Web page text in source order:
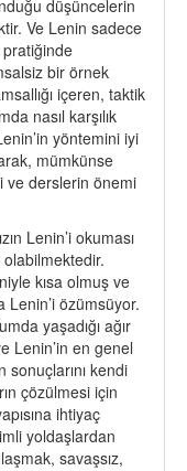
düşüncelerin
Ve Lenin sadece
pratiğinde
bir örnek
içeren, taktik
nasıl karşılık
yöntemini iyi
mümkünse
ve derslerin önemi
Lenin’i okuması
kısa olmuş ve
Lenin’i özümsüyor.
yaşadığı ağır
Lenin’in en genel
sonuçlarını kendi
çözülmesi için
ihtiyaç
yoldaşlardan
savaşsız,